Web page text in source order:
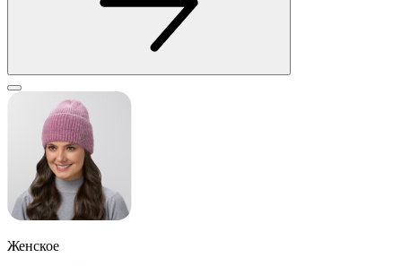
Женское